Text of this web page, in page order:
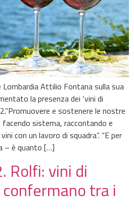
Lombardia Attilio Fontana sulla sua
la presenza dei ‘vini di
e sostenere le nostre
sistema, raccontando e
con un lavoro di squadra”. “E per
– è quanto […]
Rolfi: vini di
tra i